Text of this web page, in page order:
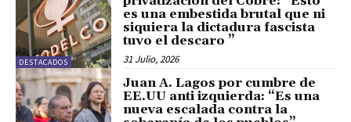
DESTACADOS
es una embestida brutal que ni
siquiera la dictadura fascista
tuvo el descaro ”
31 Julio, 2026
Juan A. Lagos por cumbre de
EE.UU anti izquierda: “Es una
nueva escalada contra la